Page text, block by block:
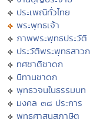
ประเพณีทั่วไทย
พระพุทธเจ้า
ภาพพระพุทธประวัติ
ประวัติพระพุทธสาวก
ทศชาติชาดก
นิทานชาดก
พุทธวจนในธรรมบท
มงคล ๓๘ ประการ
พุทธศาสนสุภาษิต